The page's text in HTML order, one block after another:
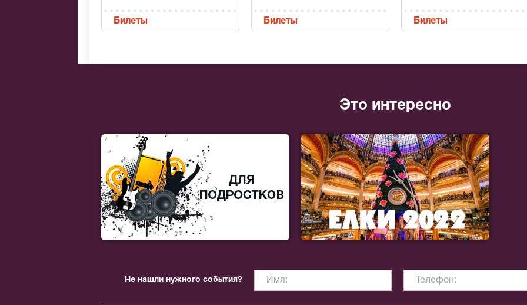
Билеты Билеты Билеты
Это интересно
Не нашли нужного события?